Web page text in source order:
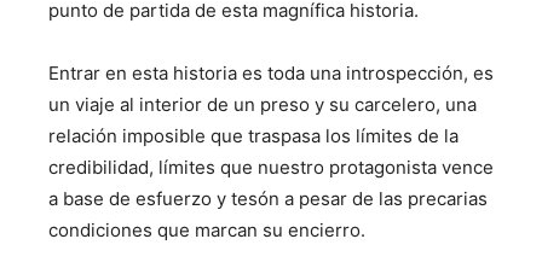
punto de partida de esta magnífica historia.
Entrar en esta historia es toda una introspección, es
un viaje al interior de un preso y su carcelero, una
relación imposible que traspasa los límites de la
credibilidad, límites que nuestro protagonista vence
a base de esfuerzo y tesón a pesar de las precarias
condiciones que marcan su encierro.